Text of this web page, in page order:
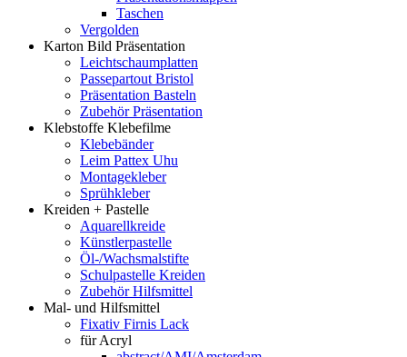
Taschen
Vergolden
Karton Bild Präsentation
Leichtschaumplatten
Passepartout Bristol
Präsentation Basteln
Zubehör Präsentation
Klebstoffe Klebefilme
Klebebänder
Leim Pattex Uhu
Montagekleber
Sprühkleber
Kreiden + Pastelle
Aquarellkreide
Künstlerpastelle
Öl-/Wachsmalstifte
Schulpastelle Kreiden
Zubehör Hilfsmittel
Mal- und Hilfsmittel
Fixativ Firnis Lack
für Acryl